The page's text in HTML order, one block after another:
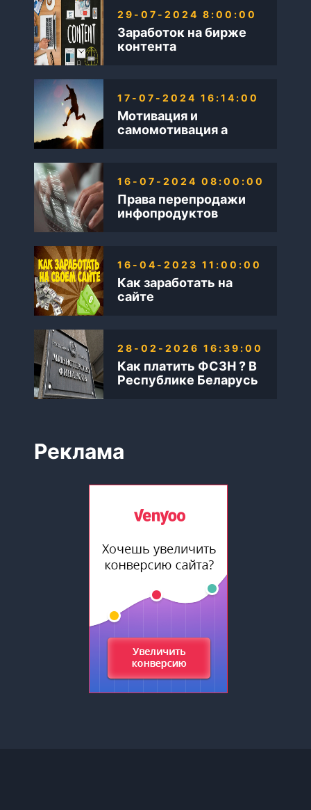
Заработок на бирже
контента
29-07-2024 8:00:00
Мотивация и
самомотивация а
17-07-2024 16:14:00
Права перепродажи
инфопродуктов
16-07-2024 08:00:00
Как заработать на
сайте
16-04-2023 11:00:00
Как платить ФСЗН ? В
Республике Беларусь
28-02-2026 16:39:00
Реклама